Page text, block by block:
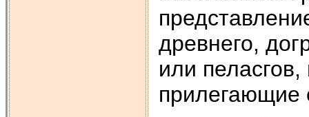
древнего,
или
прилегающие